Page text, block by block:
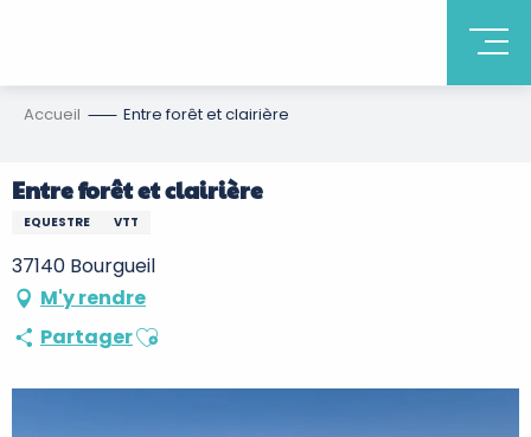
Accueil Entre forêt et clairière
Entre forêt et clairière
EQUESTRE VTT
37140 Bourgueil
M'y rendre
PartagerAjouter aux favoris